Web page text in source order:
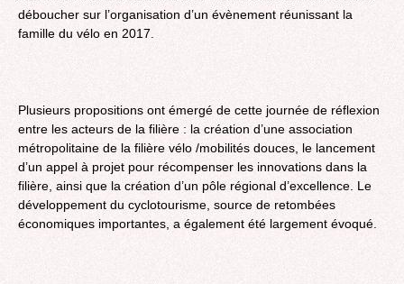
déboucher sur l’organisation d’un évènement réunissant la
famille du vélo en 2017.
Plusieurs propositions ont émergé de cette journée de réflexion
entre les acteurs de la filière : la création d’une association
métropolitaine de la filière vélo /mobilités douces, le lancement
d’un appel à projet pour récompenser les innovations dans la
filière, ainsi que la création d’un pôle régional d’excellence. Le
développement du cyclotourisme, source de retombées
économiques importantes, a également été largement évoqué.